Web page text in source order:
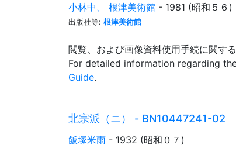
小林中、 根津美術館 - 1981 (昭和５６)
出版社等: 根津美術館
閲覧、および画像資料使用手続に関す
For detailed information regarding
Guide.
北宗派（ニ） - BN10447241-02
飯塚米雨 - 1932 (昭和０７)